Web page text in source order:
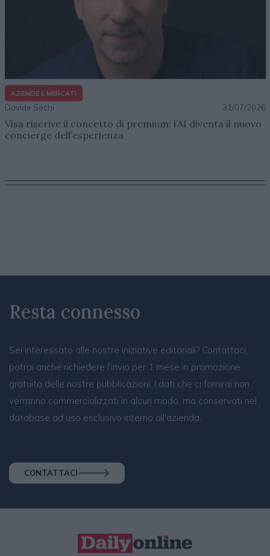
AZIENDE E MERCATI
Davide Sechi 31/07/2026
Visa riscrive il concetto di premium: l’AI diventa il nuovo
concierge dell’esperienza
Resta connesso
Sei interessato alle nostre iniziative editoriali? Contattaci,
potrai anche richiedere l’invio per 1 mese in promozione
gratuita delle nostre pubblicazioni. I dati che ci fornirai non
verranno commercializzati in alcun modo, ma conservati nel
database ad uso esclusivo interno all'azienda.
CONTATTACI